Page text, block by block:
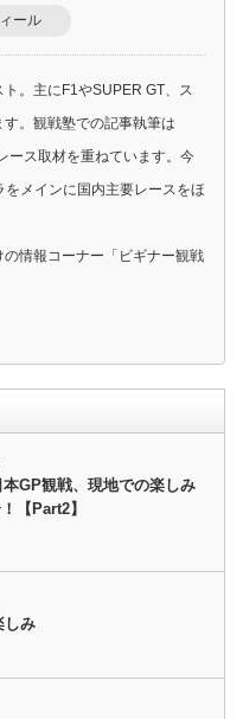
ール
。主にF1やSUPER GT、ス
。観戦塾での記事執筆は
ース取材を重ねています。今
メインに国内主要レースをほ
情報コーナー「ビギナー観戦
GP観戦、現地での楽しみ
【Part2】
しみ